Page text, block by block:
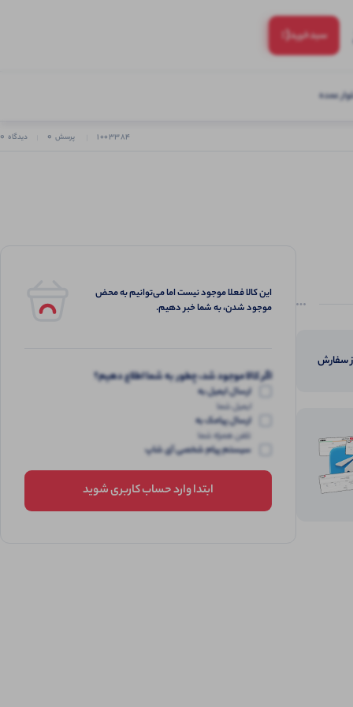
سبد‌خرید(:
عمده
1003384 پرسش 0 دیدگاه 0
سفارش
این کالا فعلا موجود نیست اما می‌توانیم به محض
موجود شدن، به شما خبر دهیم.
اگر کالا موجود شد، چطور به شما اطلاع دهیم؟
ارسال ایمیل به
ایمیل شما
ارسال پیامک به
تلفن همراه شما
سیستم پیام شخصی آی شاپ
ابتدا وارد حساب کاربری شوید